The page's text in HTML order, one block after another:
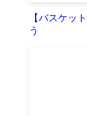
【バスケッ
う